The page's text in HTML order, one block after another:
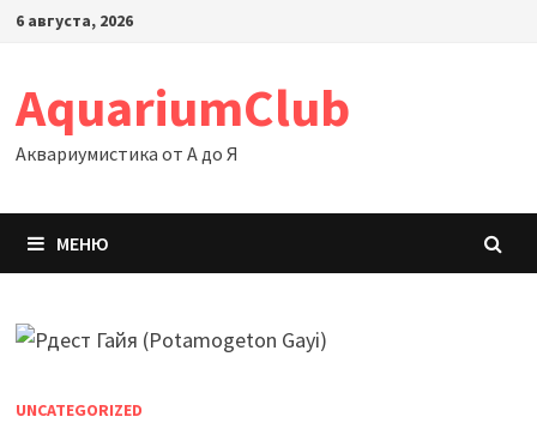
Перейти
6 августа, 2026
AquariumClub
Аквариумистика от А до Я
МЕНЮ
UNCATEGORIZED